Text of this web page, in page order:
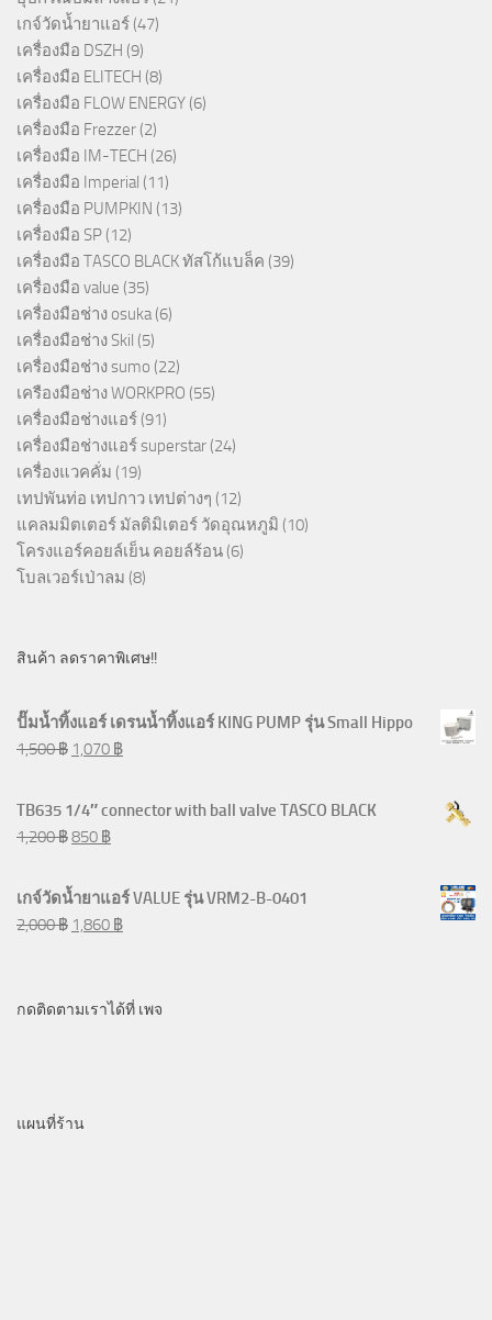
เกจ์วัดน้ำยาแอร์ (47)
เครื่องมือ DSZH (9)
เครื่องมือ ELITECH (8)
เครื่องมือ FLOW ENERGY (6)
เครื่องมือ Frezzer (2)
เครื่องมือ IM-TECH (26)
เครื่องมือ Imperial (11)
เครื่องมือ PUMPKIN (13)
เครื่องมือ SP (12)
เครื่องมือ TASCO BLACK ทัสโก้แบล็ค (39)
เครื่องมือ value (35)
เครื่องมือช่าง osuka (6)
เครื่องมือช่าง Skil (5)
เครื่องมือช่าง sumo (22)
เครืองมือช่าง WORKPRO (55)
เครื่องมือช่างแอร์ (91)
เครื่องมือช่างแอร์ superstar (24)
เครื่องแวคคั่ม (19)
เทปพันท่อ เทปกาว เทปต่างๆ (12)
แคลมมิตเตอร์ มัลติมิเตอร์ วัดอุณหภูมิ (10)
โครงแอร์คอยล์เย็น คอยล์ร้อน (6)
โบลเวอร์เป่าลม (8)
สินค้า ลดราคาพิเศษ!!
ปั๊มน้ำทิ้งแอร์ เดรนน้ำทิ้งแอร์ KING PUMP รุ่น Small Hippo
1,500฿ 1,070 ฿
TB635 1/4″ connector with ball valve TASCO BLACK
1,200฿850 ฿
เกจ์วัดน้ำยาแอร์ VALUE รุ่น VRM2-B-0401
2,000฿ 1,860 ฿
กดติดตามเราได้ที่ เพจ
แผนที่ร้าน